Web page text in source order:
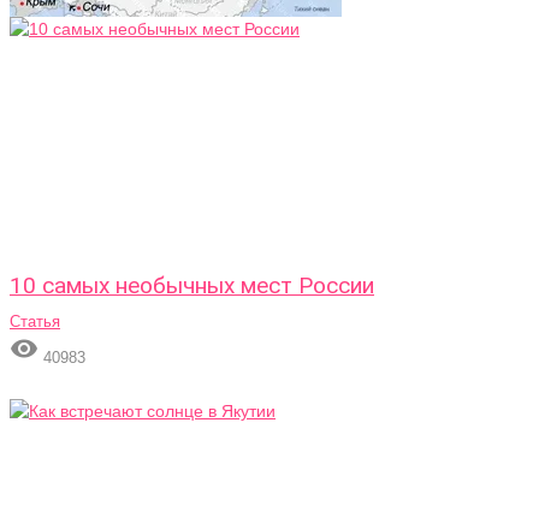
10 самых необычных мест России
Статья
 40983